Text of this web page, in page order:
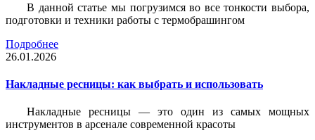
В данной статье мы погрузимся во все тонкости выбора,
подготовки и техники работы с термобрашингом
Подробнее
26.01.2026
Накладные ресницы: как выбрать и использовать
Накладные ресницы — это один из самых мощных
инструментов в арсенале современной красоты